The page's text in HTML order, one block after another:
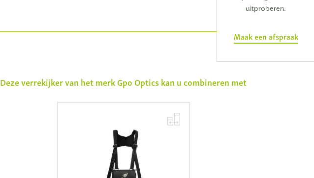
Deze verrekijker van het merkGpo Opticskan u combineren met
uitproberen.
Maak een afspraak